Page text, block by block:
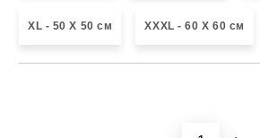
XL - 50 X 50 см XXXL - 60 X 60 см